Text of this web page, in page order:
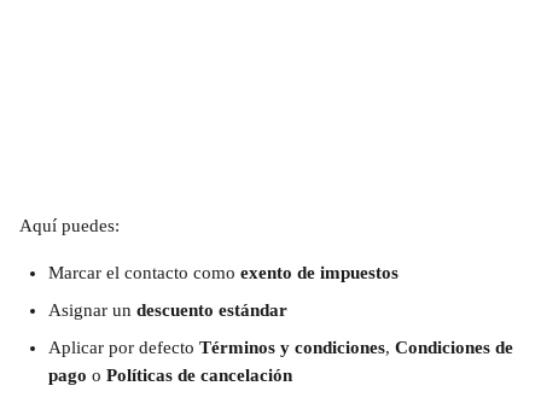
Aquí puedes:
Marcar el contacto como exento de impuestos
Asignar un descuento estándar
Aplicar por defecto Términos y condiciones, Condiciones de
pago o Políticas de cancelación